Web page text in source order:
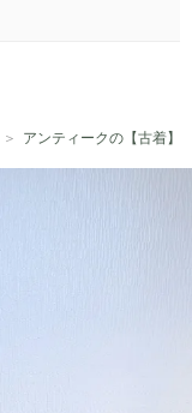
＞ アンティークの【古着】